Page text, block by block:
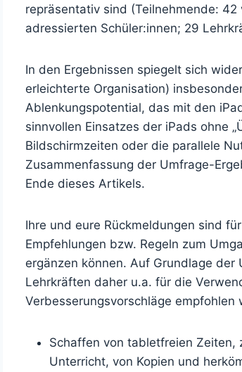
repräsentativ sind (Teilnehmende:
adressierten Schüler:innen; 29
In den Ergebnissen spiegelt sich
erleichterte Organisation)
Ablenkungspotential, das mit den
sinnvollen Einsatzes der iPads ohne
Bildschirmzeiten oder die parallele
Zusammenfassung der Umfrage-
Ende dieses Artikels.
Ihre und eure Rückmeldungen sind
Empfehlungen bzw. Regeln zum
ergänzen können. Auf Grundlage
Lehrkräften daher u.a. für die
Verbesserungsvorschläge empfohlen
Schaffen von tabletfreien Zeiten,
Unterricht, von Kopien und